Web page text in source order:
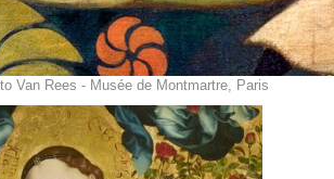
Van Rees - Musée de Montmartre, Paris